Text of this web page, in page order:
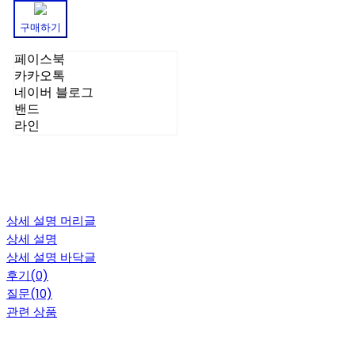
구매하기
페이스북
카카오톡
네이버 블로그
밴드
라인
상세 설명 머리글
상세 설명
상세 설명 바닥글
후기(0)
질문(10)
관련 상품